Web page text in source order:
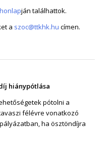
honlapján találhattok.
a szoc@ttkhk.hu címen.
hiánypótlása
pótolni a
félévre vonatkozó
ha ösztöndíjra